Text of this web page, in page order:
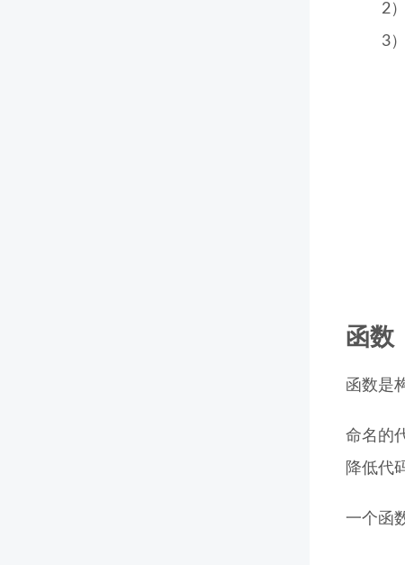
2
3
函数
函数是
命名的
降低代
一个函